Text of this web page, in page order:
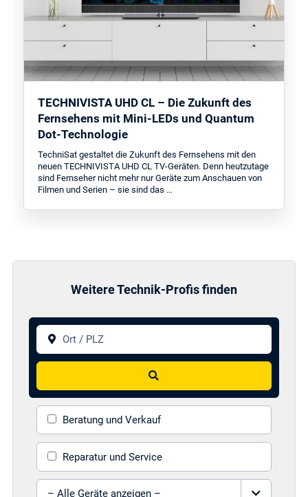
TECHNIVISTA UHD CL – Die Zukunft des
Fernsehens mit Mini-LEDs und Quantum
Dot-Technologie
TechniSat gestaltet die Zukunft des Fernsehens mit den
neuen TECHNIVISTA UHD CL TV-Geräten. Denn heutzutage
sind Fernseher nicht mehr nur Geräte zum Anschauen von
Filmen und Serien – sie sind das …
Weitere Technik-Profis finden
Ort / PLZ
Suchen
Beratung und Verkauf
Reparatur und Service
Gerät auswählen